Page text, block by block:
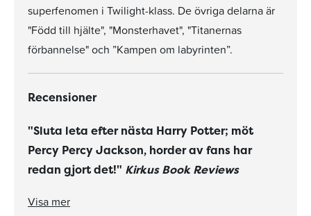
superfenomen i Twilight-klass. De övriga delarna är
"Född till hjälte", "Monsterhavet", "Titanernas
förbannelse" och ”Kampen om labyrinten”.
Recensioner
"Sluta leta efter nästa Harry Potter; möt
Percy Percy Jackson, horder av fans har
redan gjort det!" Kirkus Book Reviews
Visa mer